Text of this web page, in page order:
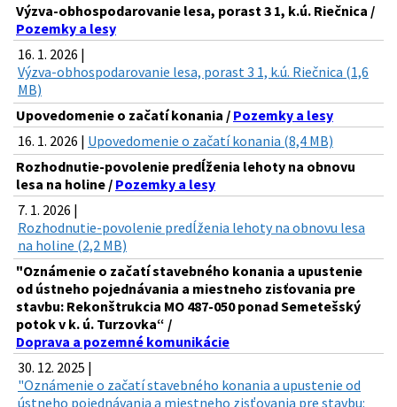
Výzva-obhospodarovanie lesa, porast 3 1, k.ú. Riečnica /
Pozemky a lesy
16. 1. 2026 |
Výzva-obhospodarovanie lesa, porast 3 1, k.ú. Riečnica (1,6
MB)
Upovedomenie o začatí konania / Pozemky a lesy
16. 1. 2026 | Upovedomenie o začatí konania (8,4 MB)
Rozhodnutie-povolenie predĺženia lehoty na obnovu
lesa na holine / Pozemky a lesy
7. 1. 2026 |
Rozhodnutie-povolenie predĺženia lehoty na obnovu lesa
na holine (2,2 MB)
"Oznámenie o začatí stavebného konania a upustenie
od ústneho pojednávania a miestneho zisťovania pre
stavbu: Rekonštrukcia MO 487-050 ponad Semetešský
potok v k. ú. Turzovka“ /
Doprava a pozemné komunikácie
30. 12. 2025 |
"Oznámenie o začatí stavebného konania a upustenie od
ústneho pojednávania a miestneho zisťovania pre stavbu: